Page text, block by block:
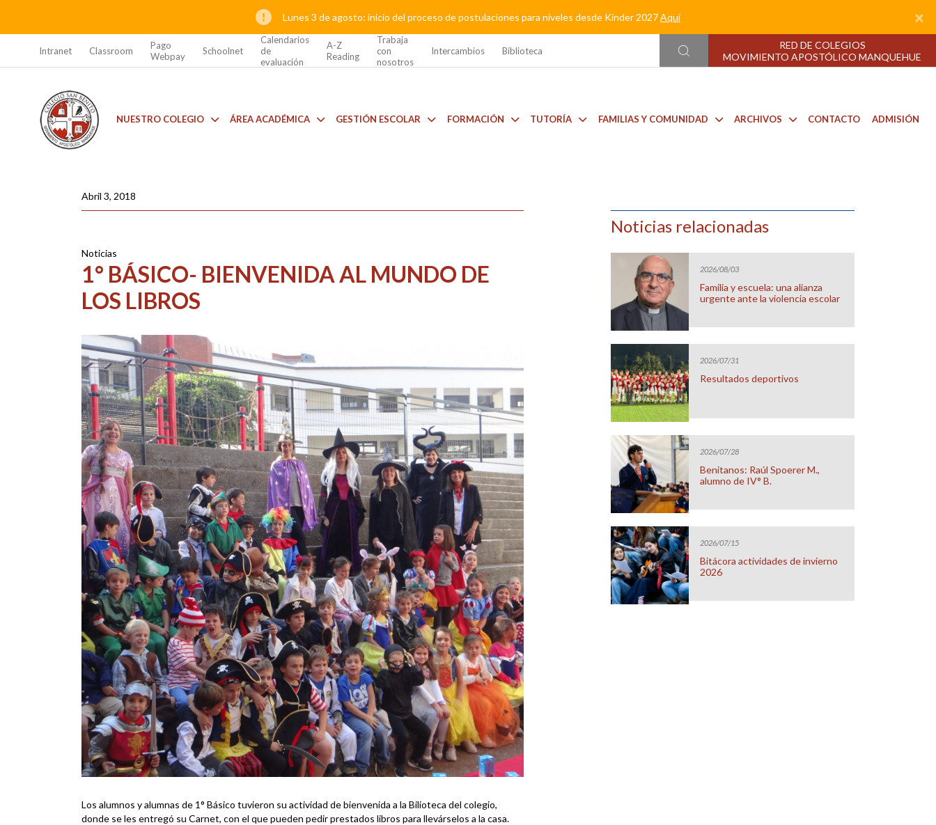
Lunes 3 de agosto: inicio del proceso de postulaciones para niveles desde Kínder 2027Aquí ×
Intranet Classroom
Pago
Webpay
Schoolnet
Calendarios
de
evaluación
A-Z
Reading
Trabaja
con
nosotros
Intercambios Biblioteca
RED DE COLEGIOS
MOVIMIENTO APOSTÓLICO MANQUEHUE
NUESTRO COLEGIO ÁREA ACADÉMICA GESTIÓN ESCOLAR FORMACIÓN TUTORÍA FAMILIAS Y COMUNIDAD ARCHIVOS CONTACTO ADMISIÓN
Abril 3, 2018
Noticias
1° BÁSICO- BIENVENIDA AL MUNDO DE
LOS LIBROS
Los alumnos y alumnas de 1° Básico tuvieron su actividad de bienvenida a la Bilioteca del colegio,
donde se les entregó su Carnet, con el que pueden pedir prestados libros para llevárselos a la casa.
Noticias relacionadas
2026/08/03
Familia y escuela: una alianza
urgente ante la violencia escolar
2026/07/31
Resultados deportivos
2026/07/28
Benitanos: Raúl Spoerer M.,
alumno de IV° B.
2026/07/15
Bitácora actividades de invierno
2026